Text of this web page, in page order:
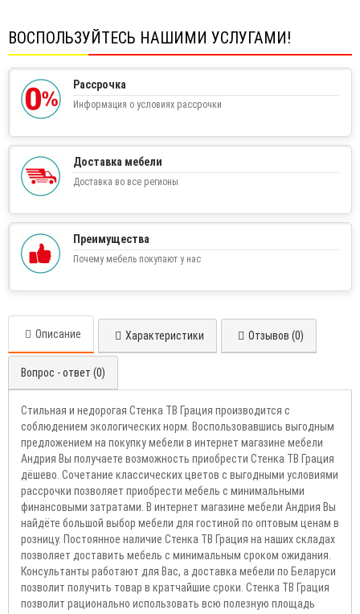
ВОСПОЛЬЗУЙТЕСЬ НАШИМИ УСЛУГАМИ!
Рассрочка
Информация о условиях рассрочки
Доставка мебели
Доставка во все регионы
Преимущества
Почему мебель покупают у нас
Описание Характеристики Отзывов (0)
Вопрос - ответ (0)
Стильная и недорогая Стенка ТВ Грация производится с
соблюдением экологических норм. Воспользовавшись выгодным
предложением на покупку мебели в интернет магазине мебели
Андрия Вы получаете возможность приобрести Стенка ТВ Грация
дёшево. Сочетание классических цветов с выгодными условиями
рассрочки позволяет приобрести мебель с минимальными
финансовыми затратами. В интернет магазине мебели Андрия Вы
найдёте большой выбор мебели для гостиной по оптовым ценам в
розницу. Постоянное наличие Стенка ТВ Грация на наших складах
позволяет доставить мебель с минимальным сроком ожидания.
Консультанты работают для Вас, а доставка мебели по Беларуси
позволит получить товар в кратчайшие сроки. Стенка ТВ Грация
позволит рационально использовать всю полезную площадь